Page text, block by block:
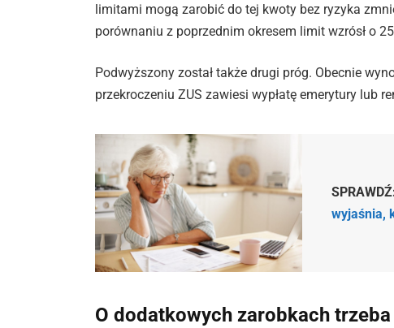
limitami mogą zarobić do tej kwoty bez ryzyka
porównaniu z poprzednim okresem limit wzrósł o
Podwyższony został także drugi próg. Obecnie
przekroczeniu ZUS zawiesi wypłatę emerytury lub
wyjaśnia,
O dodatkowych zarobkach